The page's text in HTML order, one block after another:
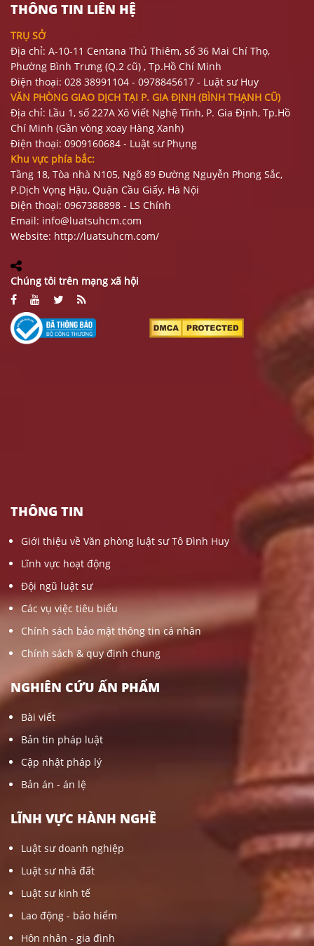
THÔNG TIN LIÊN HỆ
TRỤ SỞ
Địa chỉ: A-10-11 Centana Thủ Thiêm, số 36 Mai Chí Thọ,
Phường Bình Trưng (Q.2 cũ) , Tp.Hồ Chí Minh
Điện thoại: 028 38991104 - 0978845617 - Luật sư Huy
VĂN PHÒNG GIAO DỊCH TẠI P. GIA ĐỊNH (BÌNH THẠNH CŨ)
Địa chỉ: Lầu 1, số 227A Xô Viết Nghệ Tĩnh, P. Gia Định, Tp.Hồ
Chí Minh (Gần vòng xoay Hàng Xanh)
Điện thoại: 0909160684 - Luật sư Phụng
Khu vực phía bắc:
Tầng 18, Tòa nhà N105, Ngõ 89 Đường Nguyễn Phong Sắc,
P.Dịch Vọng Hậu, Quận Cầu Giấy, Hà Nội
Điện thoại: 0967388898 - LS Chính
Email: info@luatsuhcm.com
Website: http://luatsuhcm.com/
Chúng tôi trên mạng xã hội
THÔNG TIN
Giới thiệu về Văn phòng luật sư Tô Đình Huy
Lĩnh vực hoạt động
Đội ngũ luật sư
Các vụ việc tiêu biểu
Chính sách bảo mật thông tin cá nhân
Chính sách & quy định chung
NGHIÊN CỨU ẤN PHẨM
Bài viết
Bản tin pháp luật
Cập nhật pháp lý
Bản án - án lệ
LĨNH VỰC HÀNH NGHỀ
Luật sư doanh nghiệp
Luật sư nhà đất
Luật sư kinh tế
Lao động - bảo hiểm
Hôn nhân - gia đình